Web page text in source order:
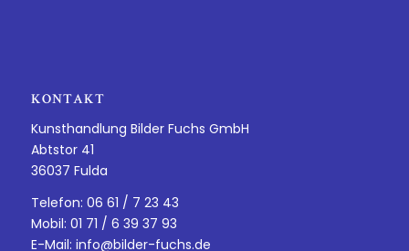
KONTAKT
Kunsthandlung Bilder Fuchs GmbH
Abtstor 41
36037 Fulda
Telefon: 06 61 / 7 23 43
Mobil: 01 71 / 6 39 37 93
E-Mail: info@bilder-fuchs.de